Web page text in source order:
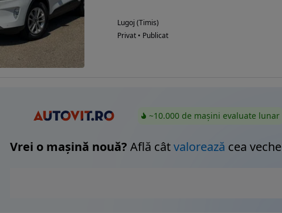
Lugoj (Timis)
Privat • Publicat
~10.000 de mașini evaluate lunar
Vrei o mașină nouă? Află câtvalorează cea veche